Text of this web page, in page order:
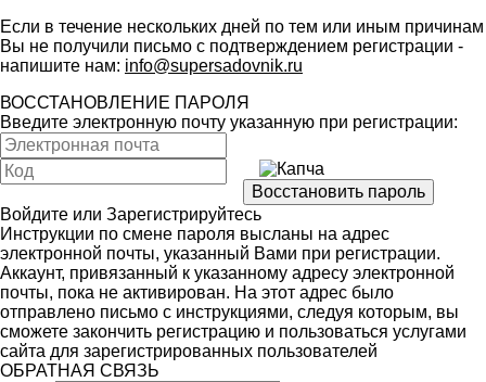
Если в течение нескольких дней по тем или иным причинам
Вы не получили письмо с подтверждением регистрации -
напишите нам: info@supersadovnik.ru
ВОССТАНОВЛЕНИЕ ПАРОЛЯ
Введите электронную почту указанную при регистрации:
Войдите или Зарегистрируйтесь
Инструкции по смене пароля высланы на адрес
электронной почты, указанный Вами при регистрации.
Аккаунт, привязанный к указанному адресу электронной
почты, пока не активирован. На этот адрес было
отправлено письмо с инструкциями, следуя которым, вы
сможете закончить регистрацию и пользоваться услугами
сайта для зарегистрированных пользователей
ОБРАТНАЯ СВЯЗЬ